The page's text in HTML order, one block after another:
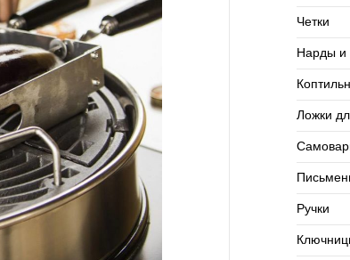
Четки
Нарды
Ложки
Ручки